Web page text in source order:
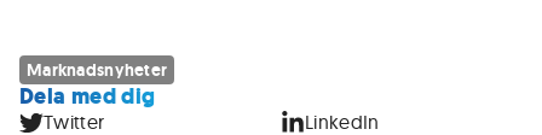
Marknadsnyheter
Dela med dig
Twitter LinkedIn